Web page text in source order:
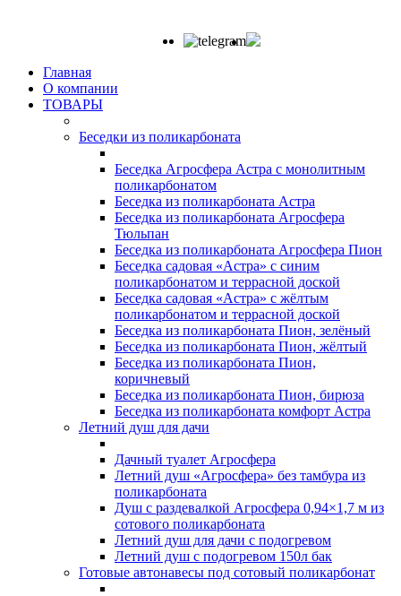
Главная
О компании
ТОВАРЫ
Беседки из поликарбоната
Беседка Агросфера Астра с монолитным
поликарбонатом
Беседка из поликарбоната Астра
Беседка из поликарбоната Агросфера
Тюльпан
Беседка из поликарбоната Агросфера Пион
Беседка садовая «Астра» с синим
поликарбонатом и террасной доской
Беседка садовая «Астра» с жёлтым
поликарбонатом и террасной доской
Беседка из поликарбоната Пион, зелёный
Беседка из поликарбоната Пион, жёлтый
Беседка из поликарбоната Пион,
коричневый
Беседка из поликарбоната Пион, бирюза
Беседка из поликарбоната комфорт Астра
Летний душ для дачи
Дачный туалет Агросфера
Летний душ «Агросфера» без тамбура из
поликарбоната
Душ с раздевалкой Агросфера 0,94×1,7 м из
сотового поликарбоната
Летний душ для дачи с подогревом
Летний душ с подогревом 150л бак
Готовые автонавесы под сотовый поликарбонат